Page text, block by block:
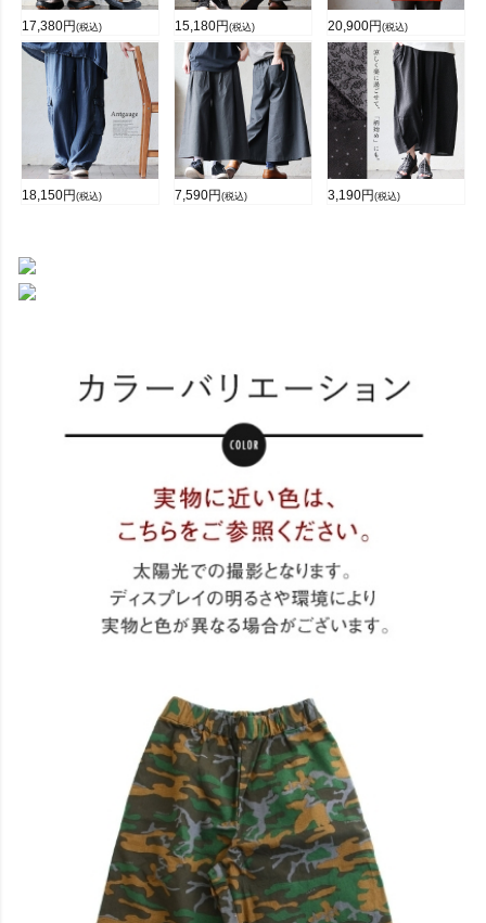
17,380円 (税込) 15,180円 (税込) 20,900円 (税込)
18,150円 (税込) 7,590円 (税込) 3,190円 (税込)